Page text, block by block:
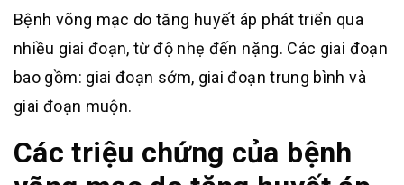
Bệnh võng mạc do tăng huyết áp phát triển qua
nhiều giai đoạn, từ độ nhẹ đến nặng. Các giai đoạn
bao gồm: giai đoạn sớm, giai đoạn trung bình và
giai đoạn muộn.
Các triệu chứng của bệnh